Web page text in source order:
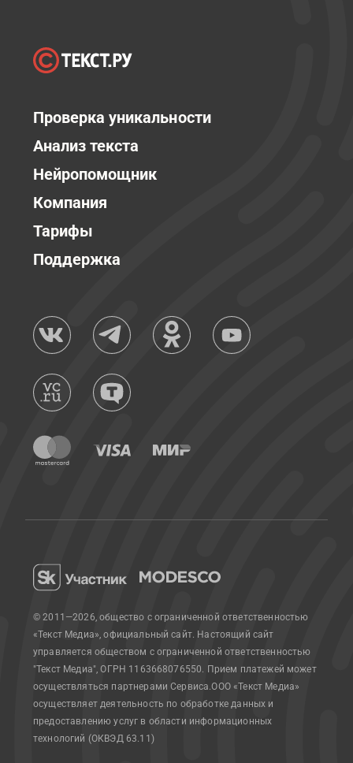
Проверка уникальности
Анализ текста
Нейропомощник
Компания
Тарифы
Поддержка
© 2011—2026, общество с ограниченной ответственностью
«Текст Медиа», официальный сайт. Настоящий сайт
управляется обществом с ограниченной ответственностью
"Текст Медиа", ОГРН 1163668076550. Прием платежей может
осуществляться партнерами Сервиса.ООО «Текст Медиа»
осуществляет деятельность по обработке данных и
предоставлению услуг в области информационных
технологий (ОКВЭД 63.11)